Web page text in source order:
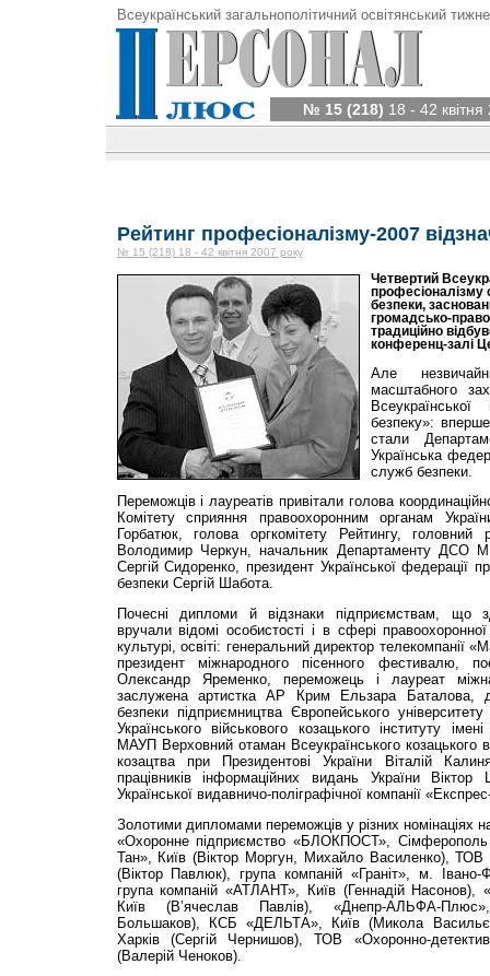
Всеукраїнський загальнополітичний освітянський
№ 15 (218) 18 - 42
Рейтинг професіоналізму-2007
№ 15 (218) 18 - 42 квітня 2007 року
Четвертий
безпеки,
громадсько-
традиційно
конференц-залі
Але
масштабного
безпеку»:
стали
Українська
служб безпеки.
Переможців і лауреатів привітали голова
Комітету сприяння правоохоронним органам
Горбатюк, голова оргкомітету Рейтингу, головний
Володимир Черкун, начальник Департаменту ДСО
Сергій Сидоренко, президент Української федерації
безпеки Сергій Шабота.
Почесні дипломи й відзнаки підприємствам, що
вручали відомі особистості і в сфері
культурі, освіті: генеральний директор телекомпанії
президент міжнародного пісенного фестивалю,
Олександр Яременко, переможець і лауреат
заслужена артистка АР Крим Ельзара Баталова,
безпеки підприємництва Європейського
Українського військового козацького інституту
МАУП Верховний отаман Всеукраїнського козацького
козацтва при Президентові України Віталій
працівників інформаційних видань України
Української видавничо-поліграфічної компанії
Золотими дипломами переможців у різних номінаціях
«Охоронне підприємство «БЛОКПОСТ», Сімферополь
Тан», Київ (Віктор Моргун, Михайло Василенко),
(Віктор Павлюк), група компаній «Граніт», м.
група компаній «АТЛАНТ», Київ (Геннадій
Київ (В’ячеслав Павлів), «Днепр-АЛЬФА-
Большаков), КСБ «ДЕЛЬТА», Київ (Микола
Харків (Сергій Чернишов), ТОВ «Охоронно-
(Валерій Ченоков).